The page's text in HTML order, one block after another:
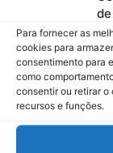
Para fornecer as
cookies para
consentimento para
como
consentir ou retirar
recursos e funções.